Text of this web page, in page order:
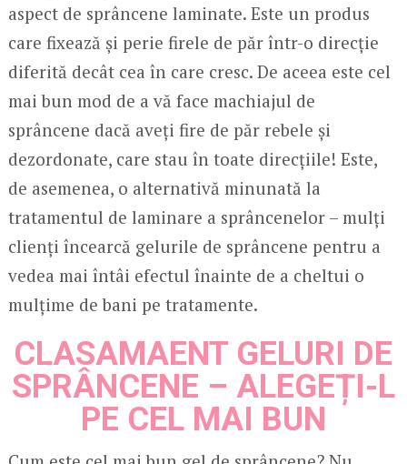
aspect de sprâncene laminate. Este un produs
care fixează și perie firele de păr într-o direcție
diferită decât cea în care cresc. De aceea este cel
mai bun mod de a vă face machiajul de
sprâncene dacă aveți fire de păr rebele și
dezordonate, care stau în toate direcțiile! Este,
de asemenea, o alternativă minunată la
tratamentul de laminare a sprâncenelor – mulți
clienți încearcă gelurile de sprâncene pentru a
vedea mai întâi efectul înainte de a cheltui o
mulțime de bani pe tratamente.
CLASAMAENT GELURI DE
SPRÂNCENE – ALEGEȚI-L
PE CEL MAI BUN